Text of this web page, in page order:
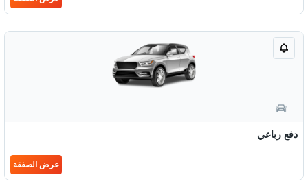
دفع رباعي
عرض الصفقة